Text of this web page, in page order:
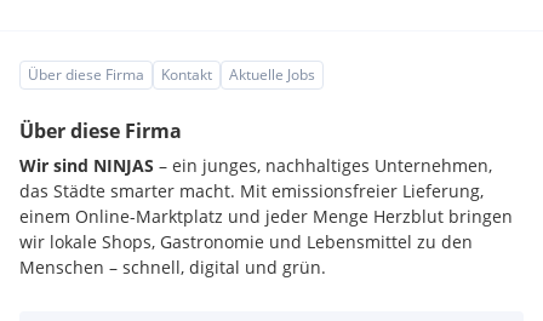
Über diese Firma Kontakt Aktuelle Jobs
Über diese Firma
Wir sind NINJAS – ein junges, nachhaltiges Unternehmen,
das Städte smarter macht. Mit emissionsfreier Lieferung,
einem Online-Marktplatz und jeder Menge Herzblut bringen
wir lokale Shops, Gastronomie und Lebensmittel zu den
Menschen – schnell, digital und grün.